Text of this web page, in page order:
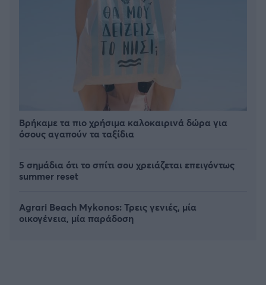
Βρήκαμε τα πιο χρήσιμα καλοκαιρινά δώρα για
όσους αγαπούν τα ταξίδια
5 σημάδια ότι το σπίτι σου χρειάζεται επειγόντως
summer reset
Agrari Beach Mykonos: Τρεις γενιές, μία
οικογένεια, μία παράδοση